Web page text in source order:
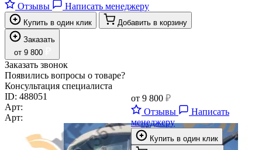
Отзывы
Написать менеджеру
Купить в один клик
Добавить в корзину
Заказать
от 9 800
Заказать звонок
Появились вопросы о товаре?
Консультация специалиста
ID: 488051
Арт:
Арт:
от 9 800 ₽
Отзывы
Написать
менеджеру
Купить в один клик